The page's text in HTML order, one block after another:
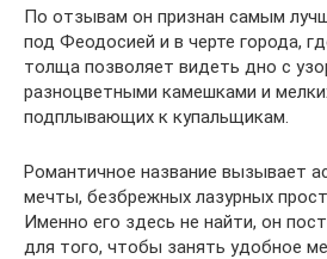
По отзывам он признан самым
под Феодосией и в черте города,
толща позволяет видеть дно с
разноцветными камешками и
подплывающих к купальщикам.
Романтичное название вызывает
мечты, безбрежных лазурных
Именно его здесь не найти, он
для того, чтобы занять удобное